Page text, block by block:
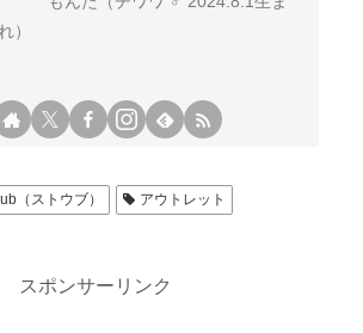
れ）
（ストウブ）
アウトレット
スポンサーリンク